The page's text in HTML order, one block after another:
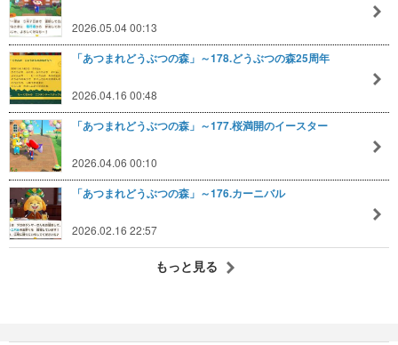
2026.05.04 00:13
「あつまれどうぶつの森」～178.どうぶつの森25周年
2026.04.16 00:48
「あつまれどうぶつの森」～177.桜満開のイースター
2026.04.06 00:10
「あつまれどうぶつの森」～176.カーニバル
2026.02.16 22:57
もっと見る